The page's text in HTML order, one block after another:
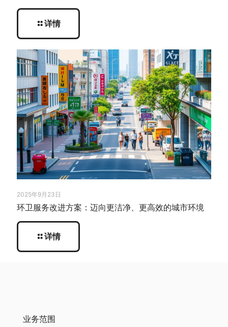
详情
2025年9月23日
环卫服务改进方案：迈向更洁净、更高效的城市环境
详情
业务范围